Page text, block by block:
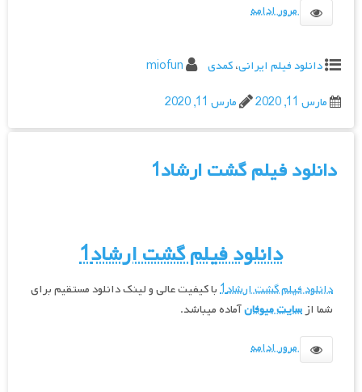
مرور ادامه
دانلود فیلم ایرانی،کمدی
miofun
مارس 11, 2020
مارس 11, 2020
دانلود فیلم گشت ارشاد1
دانلود فیلم گشت ارشاد1
دانلود فیلم گشت ارشاد1 با کیفیت عالی و لینک دانلود مستقیم برای
شما ازسایت میوفانآماده میباشد.
مرور ادامه